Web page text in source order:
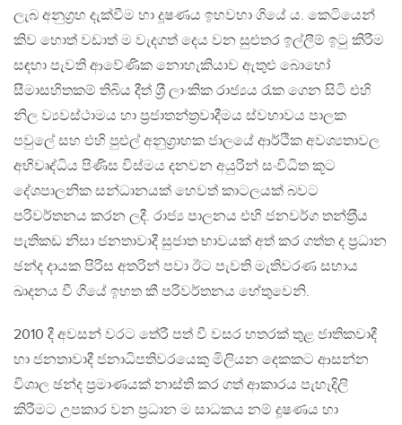
ලැබ අනුග‍්‍රහ දැක්වීම හා දූෂණය ඉහවහා ගියේ ය. කෙටියෙන්
කිව හොත් වඩාත් ම වැදගත් දෙය වන සුළුතර ඉල්ලීම් ඉටු කිරීම
සඳහා පැවති ආවේණික නොහැකියාව ඇතුළු බොහෝ
සීමාසහිතකම් තිබිය දීත් ශ‍්‍රී ලාංකික රාජ්‍යය රැක ගෙන සිටි එහි
නිල ව්‍යවස්ථාමය හා ප‍්‍රජාතන්ත‍්‍රවාදීමය ස්වභාවය පාලක
පවුලේ සහ එහි පුළුල් අනුග‍්‍රාහක ජාලයේ ආර්ථික අවශ්‍යතාවල
අභිවෘද්ධිය පිණිස විස්මය දනවන අයුරින් සංවිධිත කූට
දේශපාලනික සන්ධානයක් හෙවත් කාටලයක් බවට
පරිවර්තනය කරන ලදී. රාජ්‍ය පාලනය එහි ජනවර්ග තන්ත‍්‍රීය
පැතිකඩ නිසා ජනතාවාදී සුජාත භාවයක් අත් කර ගත්ත ද ප‍්‍රධාන
ඡන්ද දායක පිරිස අතරින් පවා ඊට පැවති මැතිවරණ සහාය
ඛාදනය වී ගියේ ඉහත කී පරිවර්තනය හේතුවෙනි.
2010 දී අවසන් වරට තේරී පත් වී වසර හතරක් තුළ ජාතිකවාදී
හා ජනතාවාදී ජනාධිපතිවරයෙකු මිලියන දෙකකට ආසන්න
විශාල ඡන්ද ප‍්‍රමාණයක් නාස්ති කර ගත් ආකාරය පැහැදිලි
කිරීමට උපකාර වන ප‍්‍රධාන ම සාධකය නම් දූෂණය හා